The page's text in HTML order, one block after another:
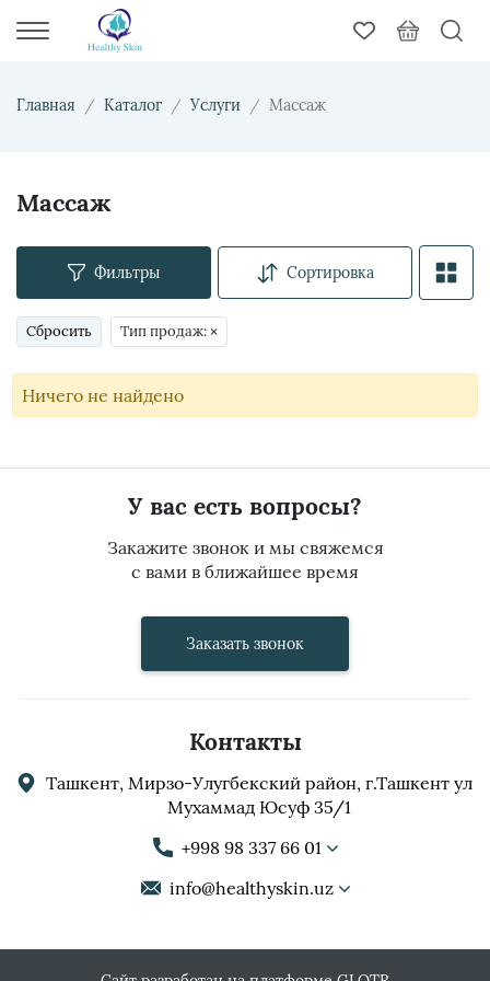
Главная Каталог Услуги Массаж
Массаж
Фильтры Сортировка
Сбросить Тип продаж: ×
Ничего не найдено
У вас есть вопросы?
Закажите звонок и мы свяжемся
с вами в ближайшее время
Заказать звонок
Контакты
Ташкент, Мирзо-Улугбекский район, г.Ташкент ул
Мухаммад Юсуф 35/1
+998 98 337 66 01
info@healthyskin.uz